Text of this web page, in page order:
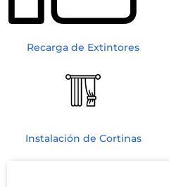
Recarga de Extintores
Instalación de Cortinas